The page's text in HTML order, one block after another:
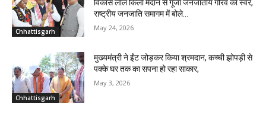
Chhattisgarh
विकास लाल किला मैदान से गूंजा जनजातीय गौरव का स्वर,
राष्ट्रीय जनजाति समागम में बोले...
May 24, 2026
Chhattisgarh
मुख्यमंत्री ने ईंट जोड़कर किया श्रमदान, कच्ची झोपड़ी से
पक्के घर तक का सपना हो रहा साकार,
May 3, 2026